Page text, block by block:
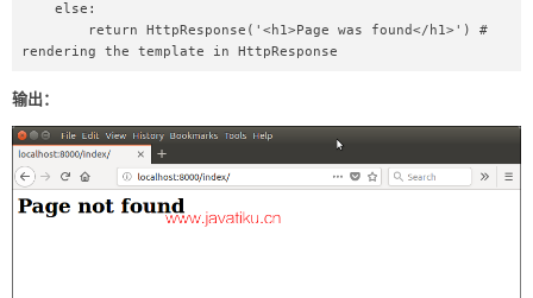
rendering the template in HttpResponse
输出：